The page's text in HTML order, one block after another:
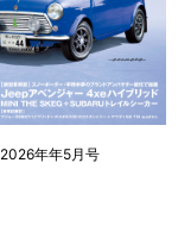
2026年年5月号